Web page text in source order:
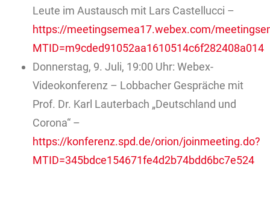
Leute im Austausch mit Lars Castellucci –
https://meetingsemea17.webex.com/
MTID=m9cded91052aa1610514c6f282408a014
Donnerstag, 9. Juli, 19:00 Uhr: Webex-
Videokonferenz – Lobbacher Gespräche mit
Prof. Dr. Karl Lauterbach „Deutschland und
Corona“ –
https://konferenz.spd.de/orion/joinmeeting.do?
MTID=345bdce154671fe4d2b74bdd6bc7e524